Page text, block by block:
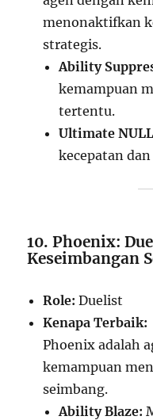
menonaktifkan
strategis.
Ability
kemampuan
tertentu.
Ultimate
kecepatan
10. Phoenix:
Keseimbangan
Role: Duelist
Kenapa Terbaik:
Phoenix adalah
kemampuan
seimbang.
Ability Blaze: